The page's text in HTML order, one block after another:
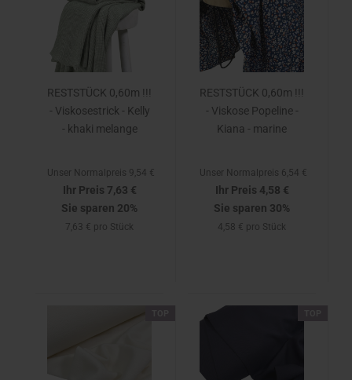
RESTSTÜCK 0,60m !!!
- Viskosestrick - Kelly
- khaki melange
Unser Normalpreis 9,54 €
Ihr Preis 7,63 €
Sie sparen 20%
7,63 € pro Stück
RESTSTÜCK 0,60m !!!
- Viskose Popeline -
Kiana - marine
Unser Normalpreis 6,54 €
Ihr Preis 4,58 €
Sie sparen 30%
4,58 € pro Stück